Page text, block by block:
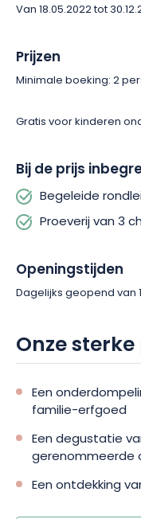
het einde van het
Van 18.05.2022 tot
Prijzen
Minimale boeking: 2
Gratis voor kinderen
Bij de prijs
Begeleide
Proeverij van 3
Openingstijden
Dagelijks geopend van
Onze
Een
familie-erfgoed
Een degustatie
gerenommeerde
Een ontdekking